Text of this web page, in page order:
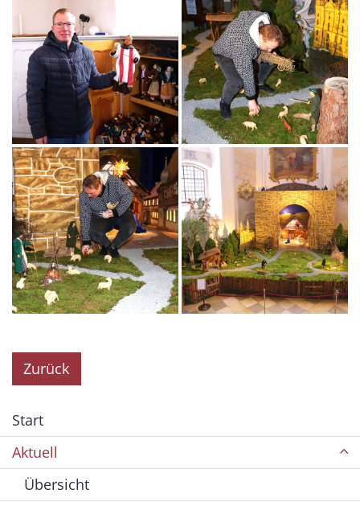
Zurück
Start
Aktuell
Übersicht